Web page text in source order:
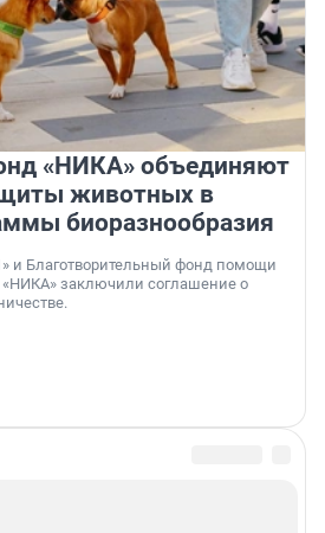
«НИКА» объединяют
животных в
биоразнообразия
и Благотворительный фонд помощи
заключили соглашение о